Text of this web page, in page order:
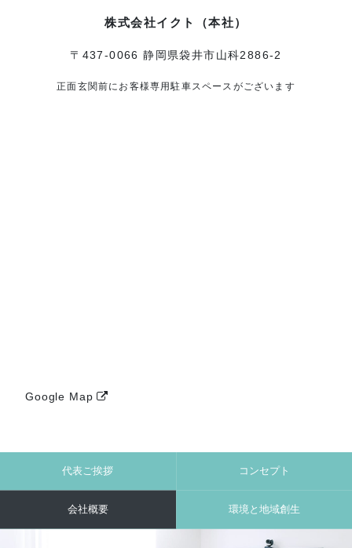
株式会社イクト（本社）
〒437-0066 静岡県袋井市山科2886-2
正面玄関前にお客様専用駐車スペースがございます
Google Map
代表ご挨拶 コンセプト
会社概要 環境と地域創生